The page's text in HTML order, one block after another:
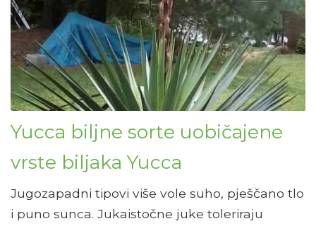
Yucca biljne sorte uobičajene
vrste biljaka Yucca
Jugozapadni tipovi više vole suho, pješčano tlo
i puno sunca. Jukaistočne juke toleriraju